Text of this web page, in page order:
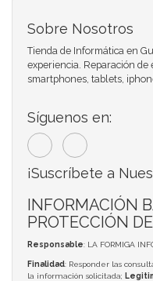
Sobre Nosotros
Tienda de Informática en
experiencia. Reparación de
smartphones, tablets,
Síguenos en:
¡Suscríbete a
INFORMACIÓN
PROTECCIÓN
Responsable: LA FORMIGA
Finalidad: Responder las
la información solicitada;